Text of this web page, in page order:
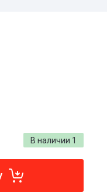
В наличии 1